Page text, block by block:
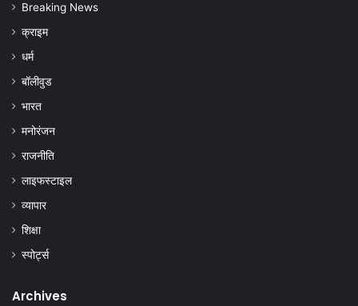
Breaking News
क्राइम
धर्म
बॉलीवुड
भारत
मनोरंजन
राजनीति
लाइफस्टाइल
व्यापार
शिक्षा
स्पोर्ट्स
Archives